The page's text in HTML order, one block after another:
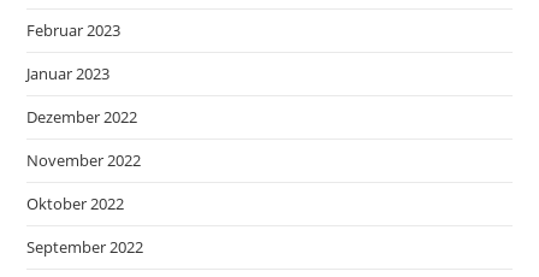
Februar 2023
Januar 2023
Dezember 2022
November 2022
Oktober 2022
September 2022